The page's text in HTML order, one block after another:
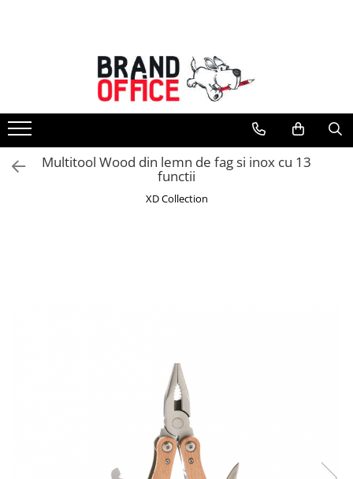
Unitate Protejata - PRODUCTIE
Hartie copiator si produse
tipografice
Produse consumabile din hartie
Detergenti si dezinfectanti
Capsatoare, capse si perforatoare
Dosare, folii protectie si mape
Accesorii diverse pentru birou
Multitool Wood din lemn de fag si inox cu 13
functii
XD Collection